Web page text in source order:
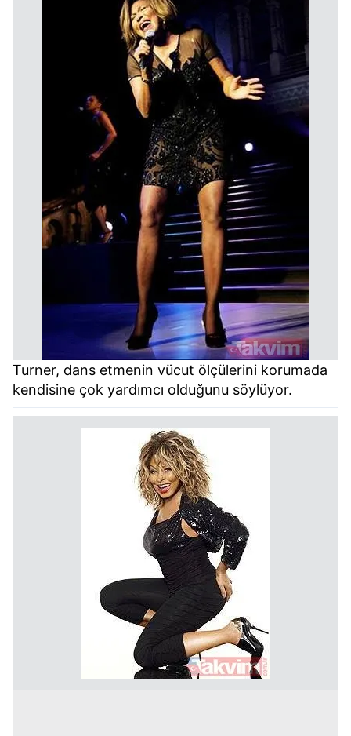
Turner, dans etmenin vücut ölçülerini korumada
kendisine çok yardımcı olduğunu söylüyor.